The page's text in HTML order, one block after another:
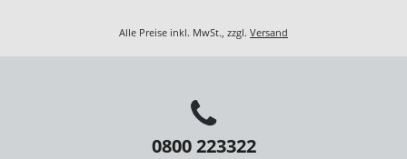
Alle Preise inkl. MwSt., zzgl. Versand
0800 223322